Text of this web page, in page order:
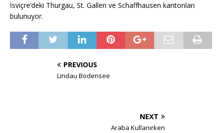
İsviçre’deki Thurgau, St. Gallen ve Schaffhausen kantonları
bulunuyor.
PREVIOUS
Lindau Bodensee
NEXT
Araba Kullanırken